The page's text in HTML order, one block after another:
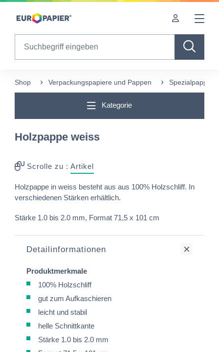
Table Of Content
Diese Produkte könnten Sie auch interessieren
Shop Verpackungspapiere und Pappen Spezialpappe
Kategorie
Holzpappe weiss
Scrolle zu : Artikel
Holzpappe in weiss besteht aus aus 100% Holzschliff. In
verschiedenen Stärken erhältlich.
Stärke 1.0 bis 2.0 mm, Format 71,5 x 101 cm
Detailinformationen
Produktmerkmale
100% Holzschliff
gut zum Aufkaschieren
leicht und stabil
helle Schnittkante
Stärke 1.0 bis 2.0 mm